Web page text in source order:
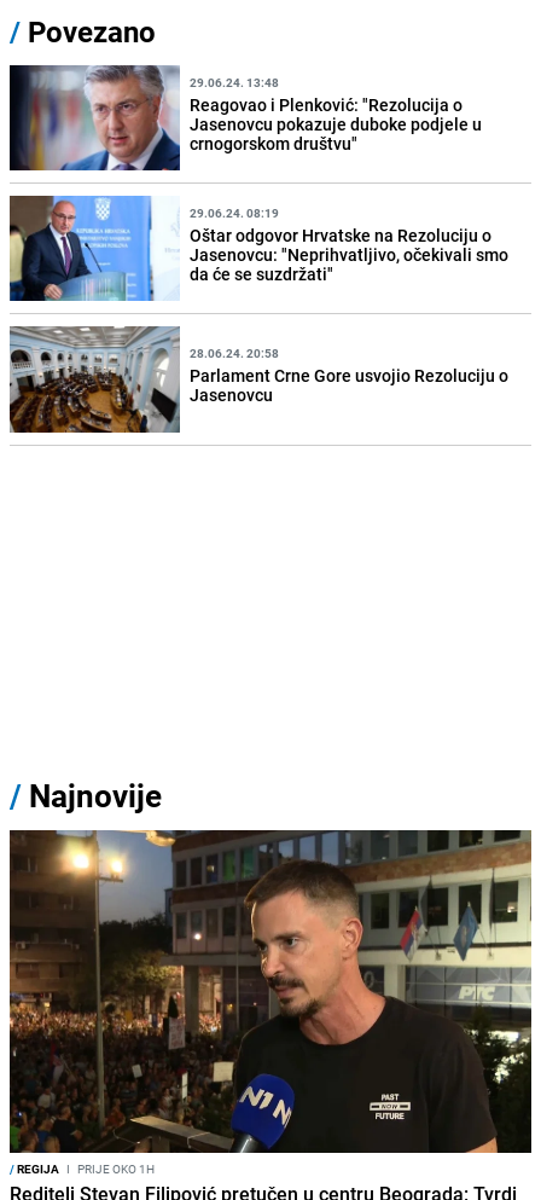
/ Povezano
29.06.24. 13:48
Reagovao i Plenković: "Rezolucija o
Jasenovcu pokazuje duboke podjele u
crnogorskom društvu"
29.06.24. 08:19
Oštar odgovor Hrvatske na Rezoluciju o
Jasenovcu: "Neprihvatljivo, očekivali smo
da će se suzdržati"
28.06.24. 20:58
Parlament Crne Gore usvojio Rezoluciju o
Jasenovcu
/ Najnovije
/REGIJA I PRIJE OKO 1H
Reditelj Stevan Filipović pretučen u centru Beograda: Tvrdi